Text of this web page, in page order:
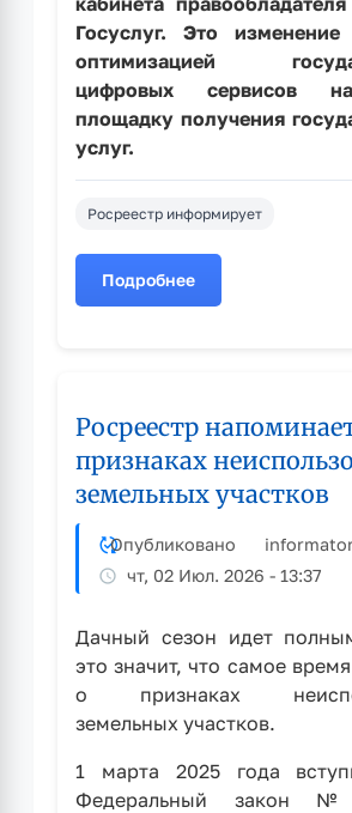
Госуслуг. Это
оптимизацией
цифровых сервисов
площадку получения
услуг.
Росреестр информирует
Подробнее
о
проще:
ключевые
сервисы
переехали
Госуслуги
Росреестр
признаках
земельных участков
Опубликовано
чт, 02 Июл. 2026 - 13:37
Дачный сезон идет
это значит, что самое
о признаках
земельных участков.
1 марта 2025 года
Федеральный закон